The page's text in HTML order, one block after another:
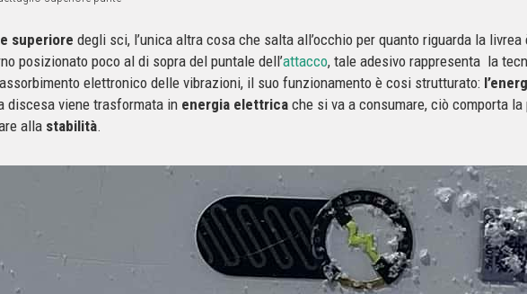
superiore degli sci, l’unica altra cosa che salta all’occhio per quanto riguarda la livrea
posizionato poco al di sopra del puntale dell’attacco, tale adesivo rappresenta la
elettronico delle vibrazioni, il suo funzionamento è cosi strutturato:
discesa viene trasformata in energia elettrica che si va a consumare, ciò comporta
alla stabilità.